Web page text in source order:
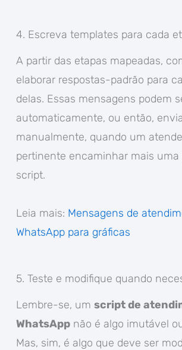
4. Escreva templates para cada
A partir das etapas mapeadas,
elaborar respostas-padrão para
delas. Essas mensagens podem
automaticamente, ou então,
manualmente, quando um
pertinente encaminhar mais uma
script.
Leia mais: Mensagens de
WhatsApp para gráficas
5. Teste e modifique quando
Lembre-se, um script de
WhatsAppnão é algo imutável
Mas, sim, é algo que deve ser